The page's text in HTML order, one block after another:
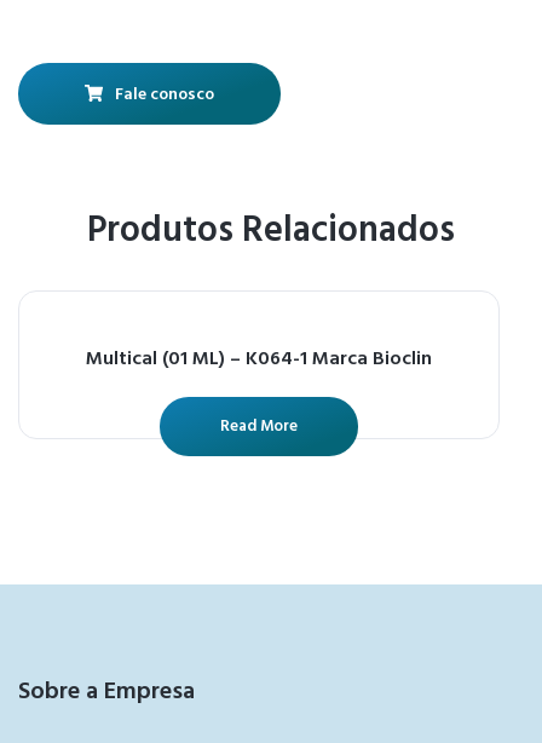
Fale conosco
Produtos Relacionados
Multical (01 ML) – K064-1 Marca Bioclin
Read More
Sobre a Empresa